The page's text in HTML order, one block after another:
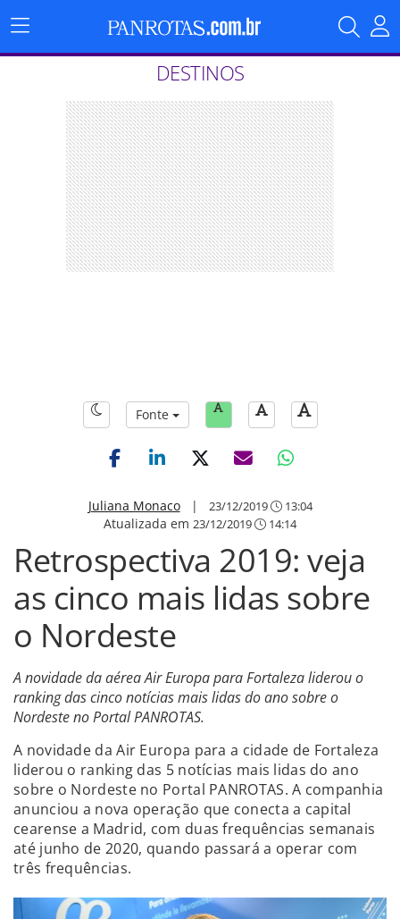
Menu
Principal
DESTINOS
Fonte
Juliana Monaco| 23/12/2019 13:04
Atualizada em 23/12/2019 14:14
Retrospectiva 2019: veja
as cinco mais lidas sobre
o Nordeste
A novidade da aérea Air Europa para Fortaleza liderou o
ranking das cinco notícias mais lidas do ano sobre o
Nordeste no Portal PANROTAS.
A novidade da Air Europa para a cidade de Fortaleza
liderou o ranking das 5 notícias mais lidas do ano
sobre o Nordeste no Portal PANROTAS. A companhia
anunciou a nova operação que conecta a capital
cearense a Madrid, com duas frequências semanais
até junho de 2020, quando passará a operar com
três frequências.